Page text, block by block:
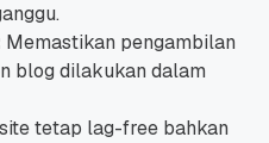
Memastikan pengambilan
blog dilakukan dalam
tetap lag-free bahkan